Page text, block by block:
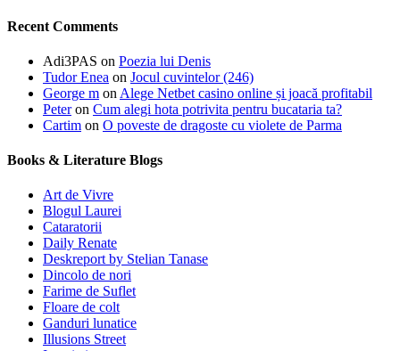
Recent Comments
Adi3PAS on Poezia lui Denis
Tudor Enea on Jocul cuvintelor (246)
George m on Alege Netbet casino online și joacă profitabil
Peteron Cum alegi hota potrivita pentru bucataria ta?
Cartim on O poveste de dragoste cu violete de Parma
Books & Literature Blogs
Art de Vivre
Blogul Laurei
Cataratorii
Daily Renate
Deskreport by Stelian Tanase
Dincolo de nori
Farime de Suflet
Floare de colt
Ganduri lunatice
Illusions Street